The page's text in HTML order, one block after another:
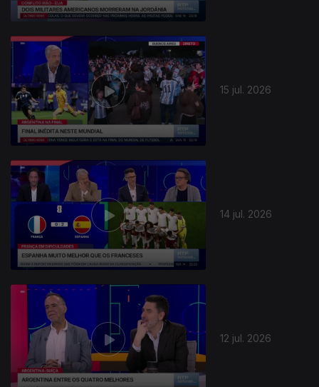
15 jul. 2026
14 jul. 2026
12 jul. 2026